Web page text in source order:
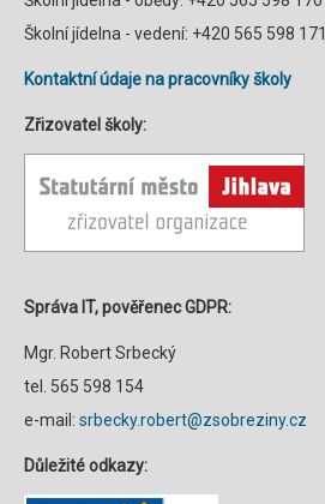
Školní jídelna - vedení: +420 565 598 171
Kontaktní údaje na pracovníky školy
Zřizovatel školy:
Správa IT, pověřenec GDPR:
Mgr. Robert Srbecký
tel. 565 598 154
e-mail: srbecky.robert@zsobreziny.cz
Důležité odkazy: